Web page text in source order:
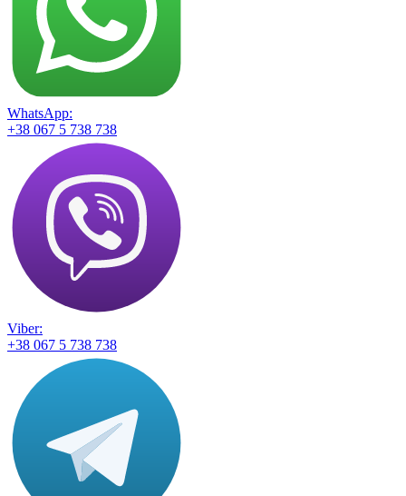
WhatsApp:
+38 067 5 738 738
Viber:
+38 067 5 738 738